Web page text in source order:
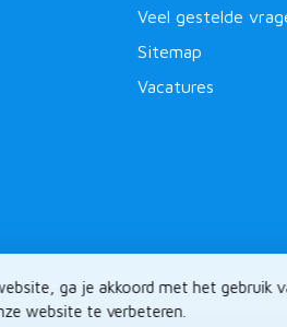
ga je akkoord met het gebruik
website te verbeteren.
Veel gestelde
Sitemap
Vacatures